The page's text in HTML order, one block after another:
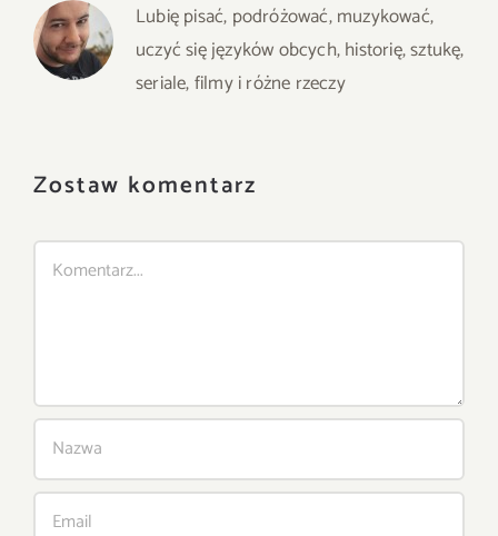
Lubię pisać, podróżować, muzykować,
uczyć się języków obcych, historię, sztukę,
seriale, filmy i różne rzeczy
Zostaw komentarz
Comment